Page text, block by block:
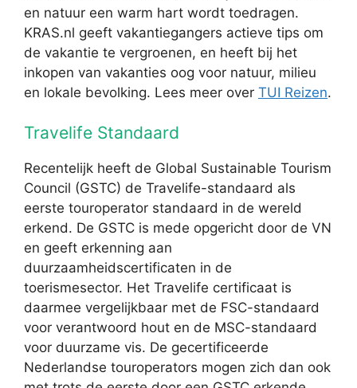
en natuur een warm hart wordt toedragen.
KRAS.nl geeft vakantiegangers actieve tips om
de vakantie te vergroenen, en heeft bij het
inkopen van vakanties oog voor natuur, milieu
en lokale bevolking. Lees meer over TUI Reizen.
Travelife Standaard
Recentelijk heeft de Global Sustainable Tourism
Council (GSTC) de Travelife-standaard als
eerste touroperator standaard in de wereld
erkend. De GSTC is mede opgericht door de VN
en geeft erkenning aan
duurzaamheidscertificaten in de
toerismesector. Het Travelife certificaat is
daarmee vergelijkbaar met de FSC-standaard
voor verantwoord hout en de MSC-standaard
voor duurzame vis. De gecertificeerde
Nederlandse touroperators mogen zich dan ook